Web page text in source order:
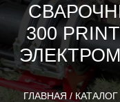
300
ГЛАВНАЯ / КАТАЛОГ